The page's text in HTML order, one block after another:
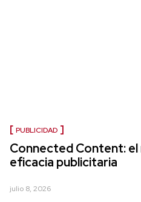
PUBLICIDAD
Connected Content:
eficacia publicitaria
julio 8, 2026